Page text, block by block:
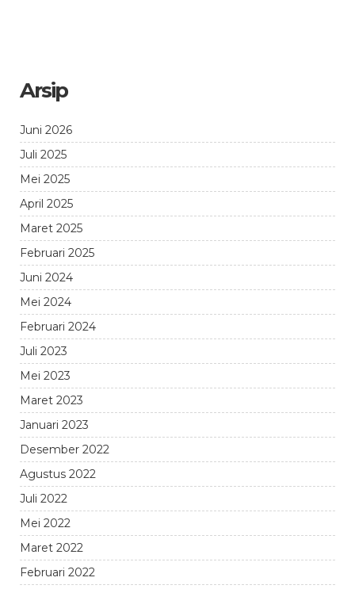
Arsip
Juni 2026
Juli 2025
Mei 2025
April 2025
Maret 2025
Februari 2025
Juni 2024
Mei 2024
Februari 2024
Juli 2023
Mei 2023
Maret 2023
Januari 2023
Desember 2022
Agustus 2022
Juli 2022
Mei 2022
Maret 2022
Februari 2022